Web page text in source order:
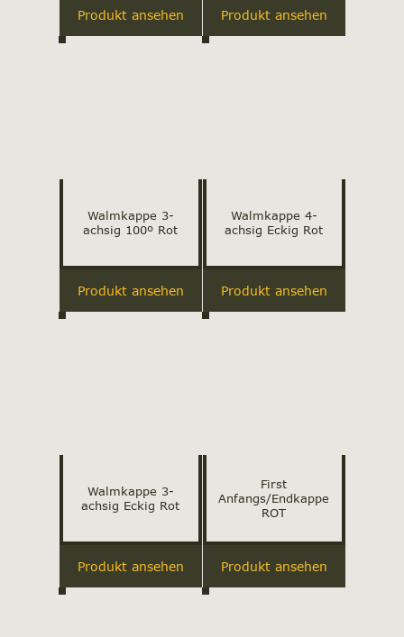
Produkt ansehen Produkt ansehen
Walmkappe 3-
achsig 100º Rot
Produkt ansehen
Walmkappe 4-
achsig Eckig Rot
Produkt ansehen
Walmkappe 3-
achsig Eckig Rot
Produkt ansehen
First
Anfangs/Endkappe
ROT
Produkt ansehen